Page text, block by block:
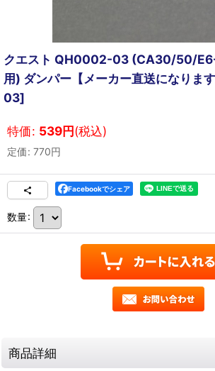
クエスト QH0002-03 (CA30/50/
用) ダンパー【メーカー直送になります
03]
特価: 539円(税込)
定価: 770円
Facebookでシェア
数量:
商品詳細